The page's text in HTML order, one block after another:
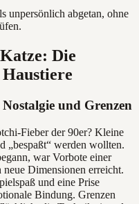
unpersönlich abgetan, ohne
Die
und Grenzen
Fieber der 90er? Kleine
„bespaßt“ werden wollten.
war Vorbote einer
Dimensionen erreicht.
und eine Prise
Bindung. Grenzen